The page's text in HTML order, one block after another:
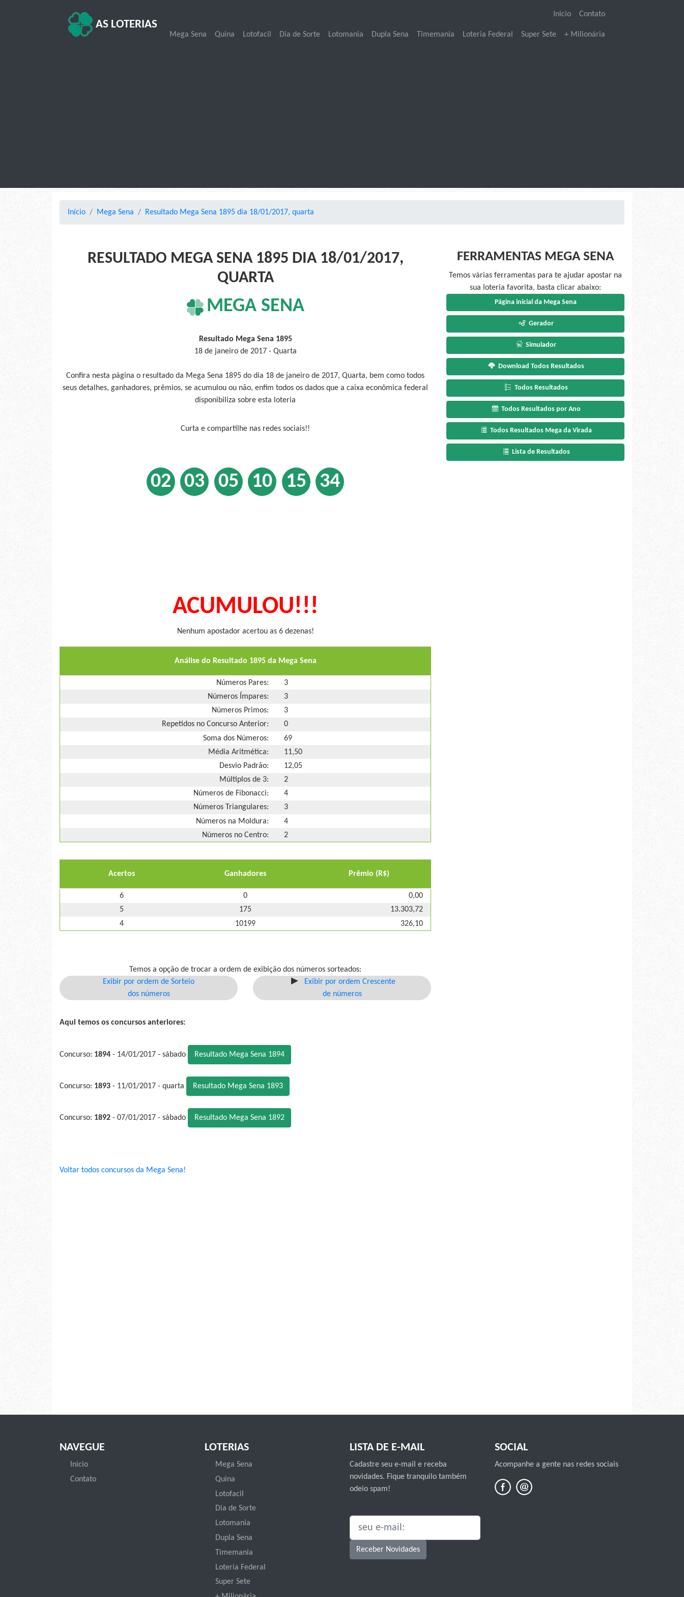
AS LOTERIAS
Inicio Contato
Mega Sena Quina Lotofacil Dia de Sorte Lotomania Dupla Sena Timemania Loteria Federal Super Sete + Milionária
Início Mega Sena Resultado Mega Sena 1895 dia 18/01/2017, quarta
RESULTADO MEGA SENA 1895 DIA 18/01/2017,
QUARTA
MEGA SENA
Resultado Mega Sena 1895
18 de janeiro de 2017 - Quarta
Confira nesta página o resultado da Mega Sena 1895 do dia 18 de janeiro de 2017, Quarta, bem como todos
seus detalhes, ganhadores, prêmios, se acumulou ou não, enfim todos os dados que a caixa econômica federal
disponibiliza sobre esta loteria
Curta e compartilhe nas redes sociais!!
02 03 05 10 15 34
ACUMULOU!!!
Nenhum apostador acertou as 6 dezenas!
Análise do Resultado 1895 da Mega Sena
Números Pares:
3
Números Ímpares:
3
Números Primos:
3
Repetidos no Concurso Anterior:
0
Soma dos Números:
69
Média Aritmética:
11,50
Desvio Padrão:
12,05
Múltiplos de 3:
2
Números de Fibonacci:
4
Números Triangulares:
3
Números na Moldura:
4
Números no Centro:
2
Acertos Ganhadores Prêmio (R$)
6 0
0,00
5
175
13.303,72
4
10199 326,10
Temos a opção de trocar a ordem de exibição dos números sorteados:
Exibir por ordem de Sorteio
dos números
Exibir por ordem Crescente
de números
Aqui temos os concursos anteriores:
Concurso: 1894 - 14/01/2017 - sábado Resultado Mega Sena 1894
Concurso: 1893 - 11/01/2017 - quarta Resultado Mega Sena 1893
Concurso: 1892 - 07/01/2017 - sábado Resultado Mega Sena 1892
Voltar todos concursos da Mega Sena!
FERRAMENTAS MEGA SENA
Temos várias ferramentas para te ajudar apostar na
sua loteria favorita, basta clicar abaixo:
Página inicial da Mega Sena
Gerador
Simulador
Download Todos Resultados
Todos Resultados
Todos Resultados por Ano
Todos Resultados Mega da Virada
Lista de Resultados
NAVEGUE
Inicio
Contato
LOTERIAS
Mega Sena
Quina
Lotofacil
Dia de Sorte
Lotomania
Dupla Sena
Timemania
Loteria Federal
Super Sete
LISTA DE E-MAIL
Cadastre seu e-mail e receba
novidades. Fique tranquilo também
odeio spam!
SEU E-MAIL:
Receber Novidades
SOCIAL
Acompanhe a gente nas redes sociais